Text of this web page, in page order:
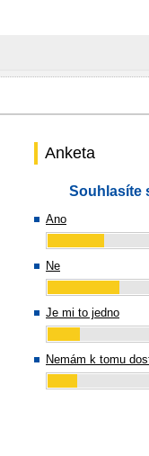
Anketa
Souhlasíte
Ano
Ne
Je mi to jedno
Nemám k tomu